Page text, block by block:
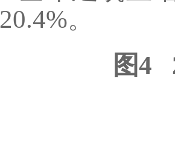
20.4%。
图4